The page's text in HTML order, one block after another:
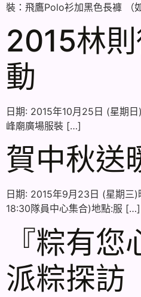
裝：飛鷹Polo衫加黑色長褲 （
2015林
動
日期: 2015年10月25日 (星期
峰廟廣場服裝 […]
賀中秋送
日期: 2015年9月23日 (星期三
18:30隊員中心集合)地點:服 […]
『粽有
派粽探訪